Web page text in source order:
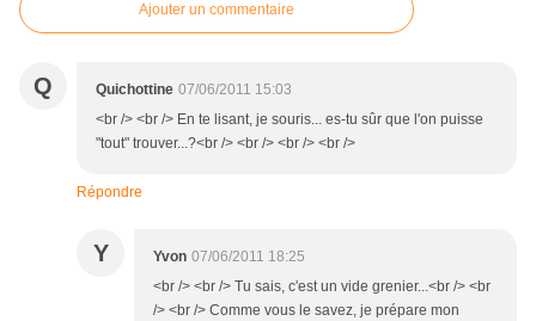
Ajouter un commentaire
Q Quichottine 07/06/2011 15:03
<br /> <br /> En te lisant, je souris... es-tu sûr que l'on puisse
"tout" trouver...?<br /> <br /> <br /> <br />
Répondre
Y Yvon 07/06/2011 18:25
<br /> <br /> Tu sais, c'est un vide grenier...<br /> <br
/> <br /> Comme vous le savez, je prépare mon